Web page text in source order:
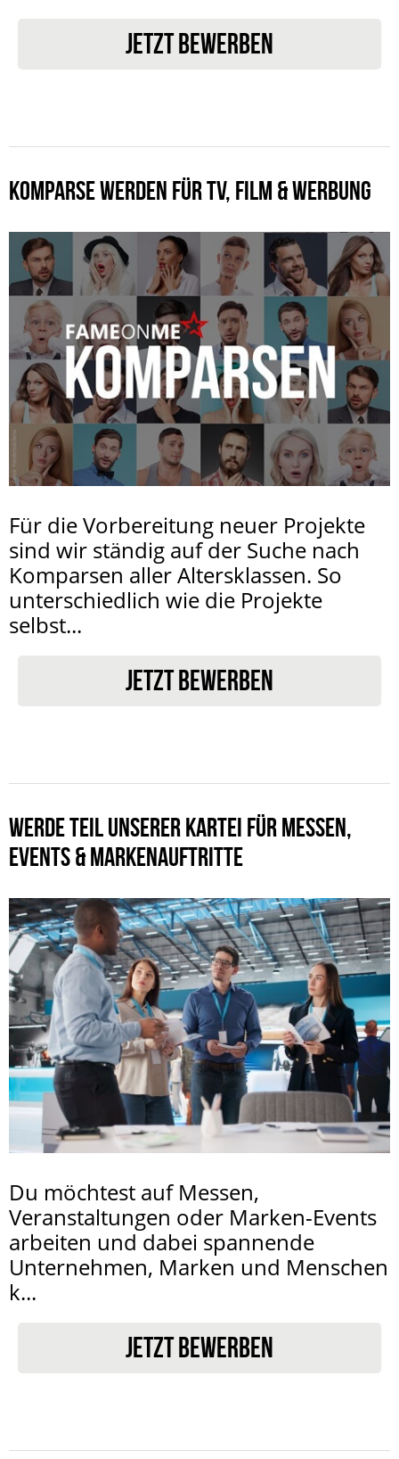
JETZT BEWERBEN
KOMPARSE WERDEN FÜR TV, FILM & WERBUNG
Für die Vorbereitung neuer Projekte
sind wir ständig auf der Suche nach
Komparsen aller Altersklassen. So
unterschiedlich wie die Projekte
selbst...
JETZT BEWERBEN
WERDE TEIL UNSERER KARTEI FÜR MESSEN,
EVENTS & MARKENAUFTRITTE
Du möchtest auf Messen,
Veranstaltungen oder Marken-Events
arbeiten und dabei spannende
Unternehmen, Marken und Menschen
k...
JETZT BEWERBEN